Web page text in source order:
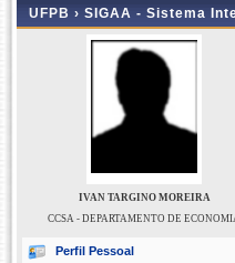
UFPB › SIGAA - Sistema
IVAN TARGINO MOREIRA
CCSA - DEPARTAMENTO DE
Perfil Pessoal